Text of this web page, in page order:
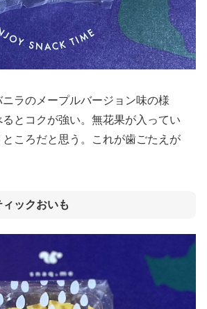
ラのメープルバージョン味の様
とコクが強い。無花果が入ってい
ころだと思う。これが歯ごたえが
ックおいも